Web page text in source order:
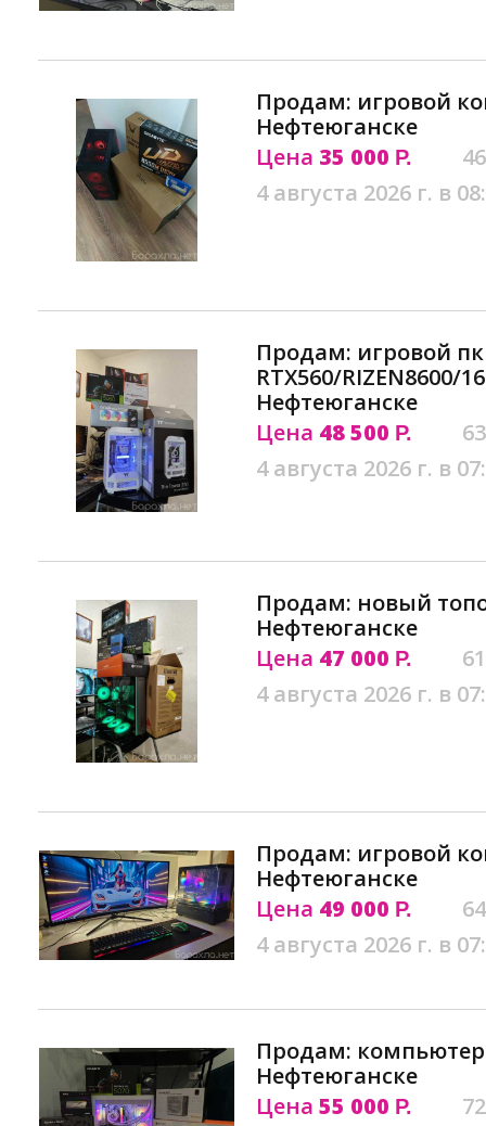
Продам: игровой
Нефтеюганске
Цена 35 000 Р.
4 августа 2026 г. в
Продам: игровой пк
RTX560/RIZEN8600/
Нефтеюганске
Цена 48 500 Р.
4 августа 2026 г. в
Продам: новый
Нефтеюганске
Цена 47 000 Р.
4 августа 2026 г. в
Продам: игровой
Нефтеюганске
Цена 49 000 Р.
4 августа 2026 г. в
Продам:
Нефтеюганске
Цена 55 000 Р.